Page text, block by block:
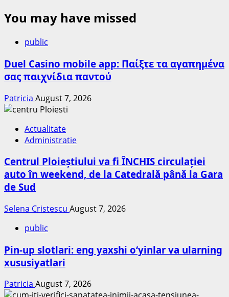
You may have missed
public
Duel Casino mobile app: Παίξτε τα αγαπημένα
σας παιχνίδια παντού
Patricia August 7, 2026
Actualitate
Administratie
Centrul Ploieștiului va fi ÎNCHIS circulației
auto în weekend, de la Catedrală până la Gara
de Sud
Selena Cristescu August 7, 2026
public
Pin-up slotlari: eng yaxshi o‘yinlar va ularning
xususiyatlari
Patricia August 7, 2026